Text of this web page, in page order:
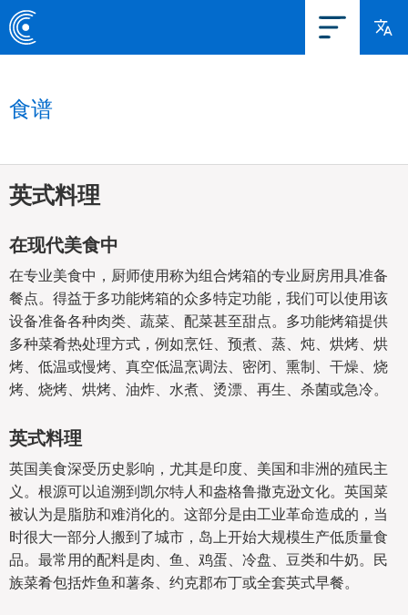
食谱
英式料理
在现代美食中
在专业美食中，厨师使用称为组合烤箱的专业厨房用具准备
餐点。得益于多功能烤箱的众多特定功能，我们可以使用该
设备准备各种肉类、蔬菜、配菜甚至甜点。多功能烤箱提供
多种菜肴热处理方式，例如烹饪、预煮、蒸、炖、烘烤、烘
烤、低温或慢烤、真空低温烹调法、密闭、熏制、干燥、烧
烤、烧烤、烘烤、油炸、水煮、烫漂、再生、杀菌或急冷。
英式料理
英国美食深受历史影响，尤其是印度、美国和非洲的殖民主
义。根源可以追溯到凯尔特人和盎格鲁撒克逊文化。英国菜
被认为是脂肪和难消化的。这部分是由工业革命造成的，当
时很大一部分人搬到了城市，岛上开始大规模生产低质量食
品。最常用的配料是肉、鱼、鸡蛋、冷盘、豆类和牛奶。民
族菜肴包括炸鱼和薯条、约克郡布丁或全套英式早餐。